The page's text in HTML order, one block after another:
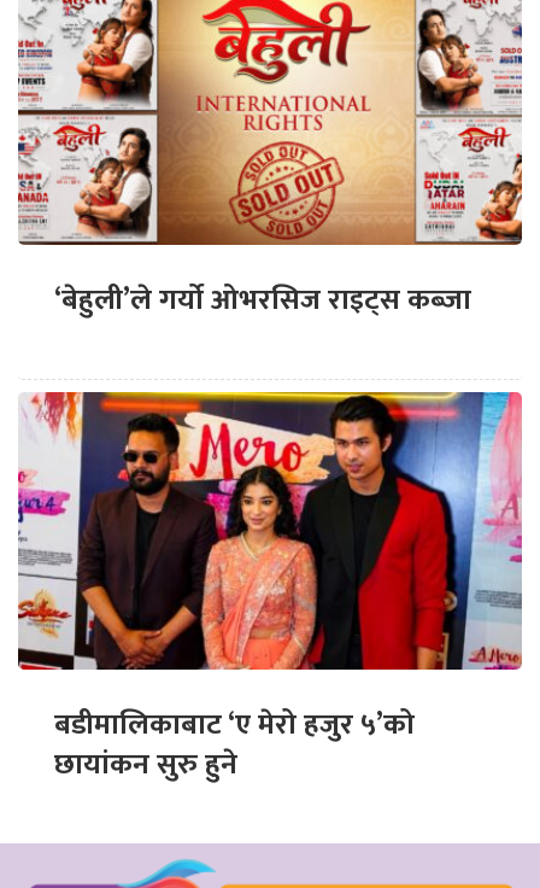
‘बेहुली’ले गर्यो ओभरसिज राइट्स कब्जा
बडीमालिकाबाट ‘ए मेरो हजुर ५’को
छायांकन सुरु हुने